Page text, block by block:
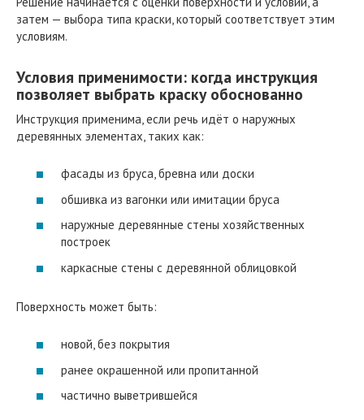
затем — выбора типа краски, который соответствует этим
условиям.
Условия применимости: когда инструкция
позволяет выбрать краску обоснованно
Инструкция применима, если речь идёт о наружных
деревянных элементах, таких как:
фасады из бруса, бревна или доски
обшивка из вагонки или имитации бруса
наружные деревянные стены хозяйственных
построек
каркасные стены с деревянной облицовкой
Поверхность может быть:
новой, без покрытия
ранее окрашенной или пропитанной
частично выветрившейся